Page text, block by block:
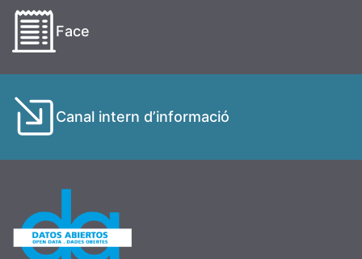
Face
Canal intern d’informació